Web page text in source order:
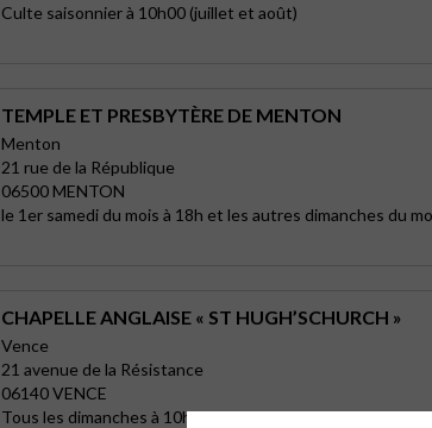
Culte saisonnier à 10h00 (juillet et août)
TEMPLE ET PRESBYTÈRE DE MENTON
Menton
21 rue de la République
06500 MENTON
le 1er samedi du mois à 18h et les autres dimanches du
CHAPELLE ANGLAISE « ST HUGH’SCHURCH »
Vence
21 avenue de la Résistance
06140 VENCE
Tous les dimanches à 10h30